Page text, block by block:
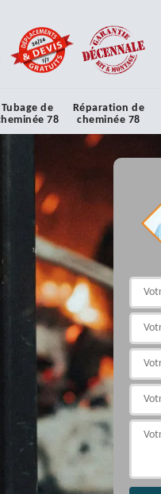
Tubage de
78
Réparation de
cheminée 78